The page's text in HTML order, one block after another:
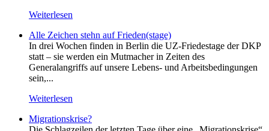
Weiterlesen
Alle Zeichen stehn auf Frieden(stage)
In drei Wochen finden in Berlin die UZ-Friedestage der DKP
statt – sie werden ein Mutmacher in Zeiten des
Generalangriffs auf unsere Lebens- und Arbeitsbedingungen
sein,...
Weiterlesen
Migrationskrise?